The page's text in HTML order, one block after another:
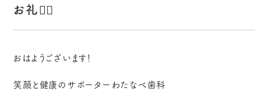
お礼🙇‍♀️
おはようございます！
笑顔と健康のサポーターわたなべ歯科